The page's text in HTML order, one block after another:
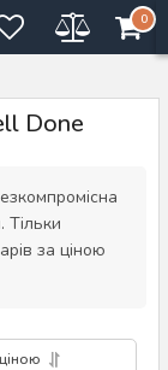
0
Done
Тільки
за ціною